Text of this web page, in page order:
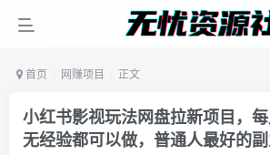
首页 网赚项目 正文
小红书影视玩法网盘拉新项目，
无经验都可以做，普通人最好的